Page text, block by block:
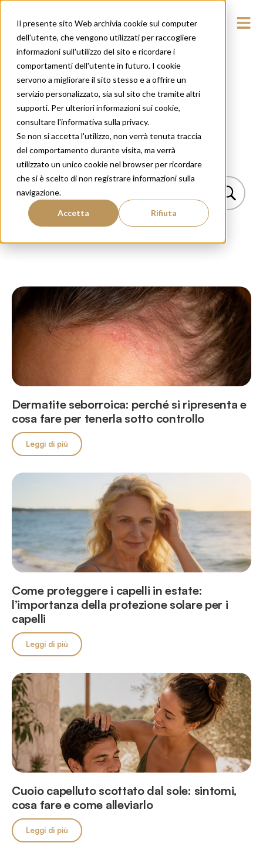
Il presente sito Web archivia cookie sul computer
dell'utente, che vengono utilizzati per raccogliere
informazioni sull'utilizzo del sito e ricordare i
comportamenti dell'utente in futuro. I cookie
servono a migliorare il sito stesso e a offrire un
servizio personalizzato, sia sul sito che tramite altri
supporti. Per ulteriori informazioni sui cookie,
consultare l'informativa sulla privacy.
Se non si accetta l'utilizzo, non verrà tenuta traccia
del comportamento durante visita, ma verrà
utilizzato un unico cookie nel browser per ricordare
che si è scelto di non registrare informazioni sulla
navigazione.
Accetta Rifiuta
Blog Insparya
Condividere conoscenza ci aiuta a
crescere e a continuare a innovare.
Dermatite seborroica: perché si ripresenta e
cosa fare per tenerla sotto controllo
Leggi di più
Come proteggere i capelli in estate:
l’importanza della protezione solare per i
capelli
Leggi di più
Cuoio capelluto scottato dal sole: sintomi,
cosa fare e come alleviarlo
Leggi di più